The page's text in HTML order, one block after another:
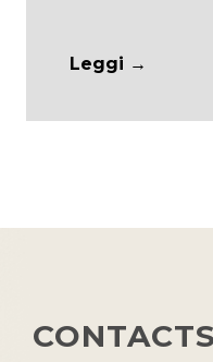
Leggi →